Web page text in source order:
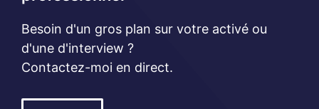
Besoin d'un gros plan sur votre activé ou
d'une d'interview ?
Contactez-moi en direct.